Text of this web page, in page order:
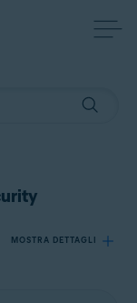
MOSTRA DETTAGLI